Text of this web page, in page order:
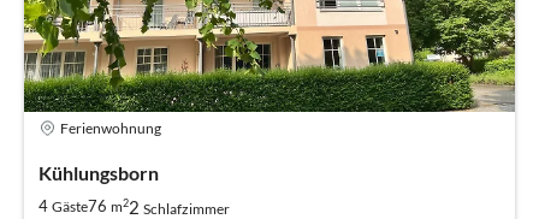
Ferienwohnung
Kühlungsborn
4 Gäste76 m22 Schlafzimmer